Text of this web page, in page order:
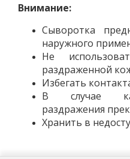
Внимание:
Сыворотка
наружного
Не
раздраженной
Избегать
В случае
раздражения
Хранить в